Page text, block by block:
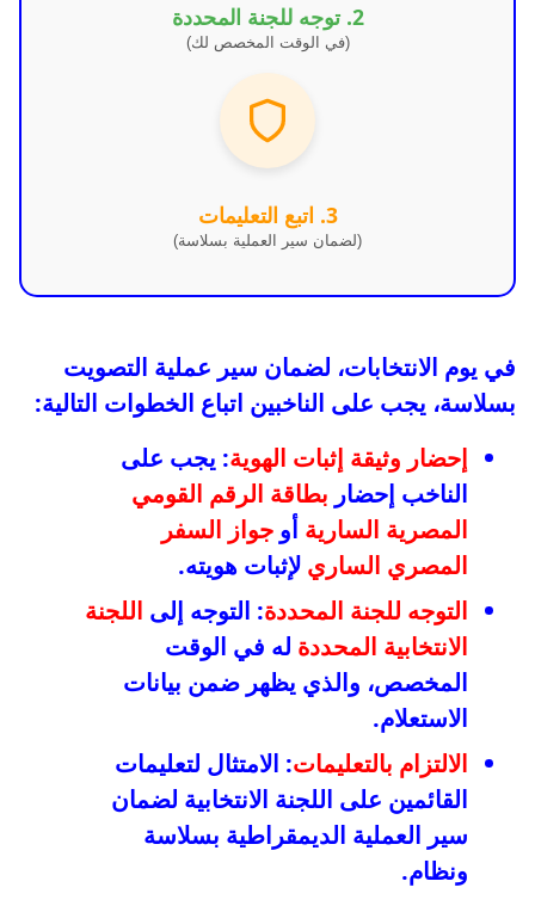
2. توجه للجنة المحددة
(في الوقت المخصص لك)
3. اتبع التعليمات
(لضمان سير العملية بسلاسة)
في يوم الانتخابات، لضمان سير عملية التصويت
بسلاسة، يجب على الناخبين اتباع الخطوات التالية:
إحضار وثيقة إثبات الهوية: يجب على
الناخب إحضار بطاقة الرقم القومي
المصرية السارية أو جواز السفر
المصري الساري لإثبات هويته.
التوجه للجنة المحددة: التوجه إلى اللجنة
الانتخابية المحددة له في الوقت
المخصص، والذي يظهر ضمن بيانات
الاستعلام.
الالتزام بالتعليمات: الامتثال لتعليمات
القائمين على اللجنة الانتخابية لضمان
سير العملية الديمقراطية بسلاسة
ونظام.